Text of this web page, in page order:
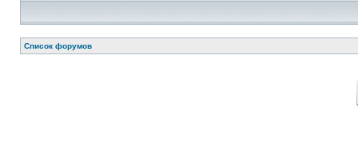
Список форумов